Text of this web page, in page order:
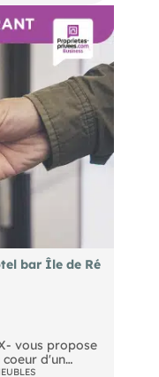
de l'acquéreur
bar Île de Ré
d'un